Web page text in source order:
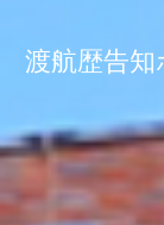
渡航歴告